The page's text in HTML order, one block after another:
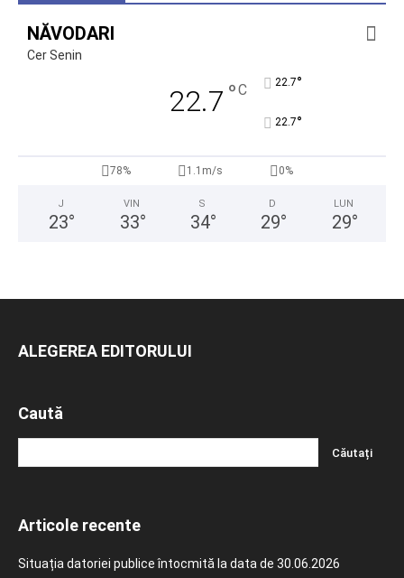
NĂVODARI
Cer Senin
22.7 °C 22.7°
22.7°
78% 1.1m/s 0%
J
23°
VIN
33°
S
34°
D
29°
LUN
29°
ALEGEREA EDITORULUI
Caută
Articole recente
Situația datoriei publice întocmită la data de 30.06.2026